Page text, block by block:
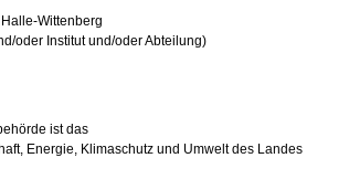
Wittenberg
oder Institut und/oder Abteilung)
ist das
Energie, Klimaschutz und Umwelt des Landes